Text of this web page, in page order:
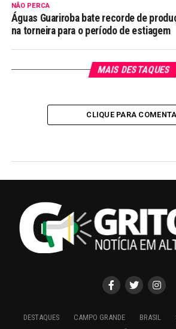
NÃO PERCA
Águas Guariroba bate recorde de
na torneira para o período de estiagem
MAIS DESTAQUES
CLIQUE PARA
DESTAQUES CAMPO GRANDE BRASIL